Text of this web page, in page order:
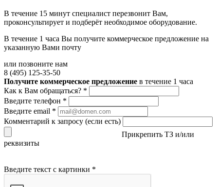
В течение 15 минут специалист перезвонит Вам,
проконсультирует и подберёт необходимое оборудование.
В течение 1 часа Вы получите коммерческое предложение на
указанную Вами почту
или позвоните нам
8 (495) 125-35-50
Получите коммерческое предложение в течение 1 часа
Как к Вам обращаться? *
Введите телефон *
Введите email *
Комментарий к запросу (если есть)
Прикрепить ТЗ и/или
реквизиты
Введите текст с картинки *